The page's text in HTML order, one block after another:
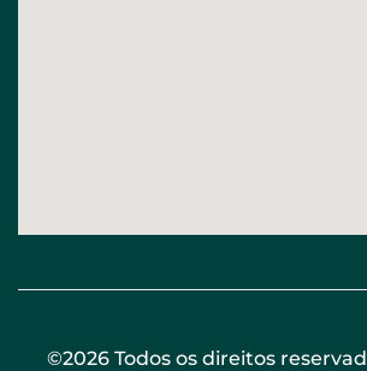
©2026 Todos os direitos